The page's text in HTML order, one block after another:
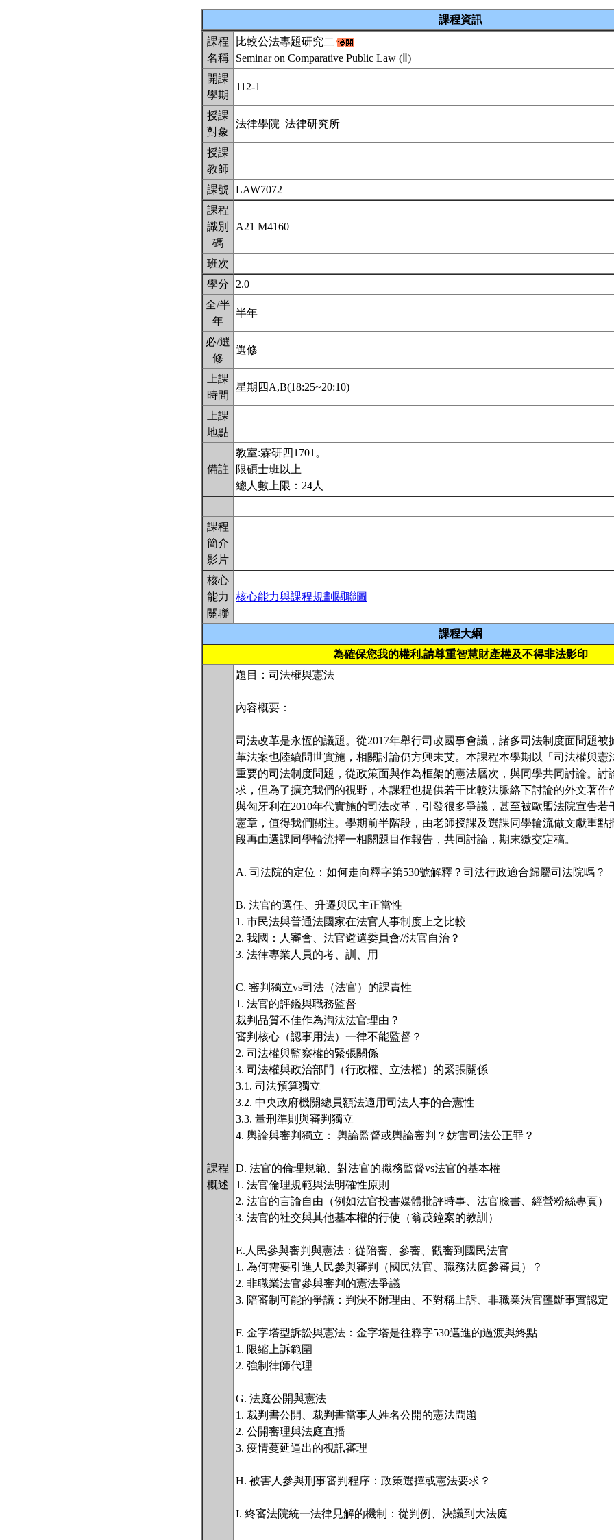
課程資訊
課程
名稱
比較公法專題研究二
Seminar on Comparative Public Law (Ⅱ)
開課
學期
112-1
授課
對象
法律學院 法律研究所
授課
教師
課號
LAW7072
課程
識別
碼
A21 M4160
班次
學分
2.0
全/半
年
半年
必/選
修
選修
上課
時間
星期四A,B(18:25~20:10)
上課
地點
備註
教室:霖研四1701。
限碩士班以上
總人數上限：24人
課程
簡介
影片
核心
能力
關聯
核心能力與課程規劃關聯圖
課程大綱
為確保您我的權利,請尊重智慧財產權及不得非法影印
課程
概述
題目：司法權與憲法
內容概要：
司法改革是永恆的議題。從2017年舉行司改國事會議，諸多司法制度面問題被
革法案也陸續問世實施，相關討論仍方興未艾。本課程本學期以「司法權與憲
重要的司法制度問題，從政策面與作為框架的憲法層次，與同學共同討論。討
求，但為了擴充我們的視野，本課程也提供若干比較法脈絡下討論的外文著作
與匈牙利在2010年代實施的司法改革，引發很多爭議，甚至被歐盟法院宣告若
憲章，值得我們關注。學期前半階段，由老師授課及選課同學輪流做文獻重點
段再由選課同學輪流擇一相關題目作報告，共同討論，期末繳交定稿。
A. 司法院的定位：如何走向釋字第530號解釋？司法行政適合歸屬司法院嗎？
B. 法官的選任、升遷與民主正當性
1. 市民法與普通法國家在法官人事制度上之比較
2. 我國：人審會、法官遴選委員會//法官自治？
3. 法律專業人員的考、訓、用
C. 審判獨立vs司法（法官）的課責性
1. 法官的評鑑與職務監督
裁判品質不佳作為淘汰法官理由？
審判核心（認事用法）一律不能監督？
2. 司法權與監察權的緊張關係
3. 司法權與政治部門（行政權、立法權）的緊張關係
3.1. 司法預算獨立
3.2. 中央政府機關總員額法適用司法人事的合憲性
3.3. 量刑準則與審判獨立
4. 輿論與審判獨立： 輿論監督或輿論審判？妨害司法公正罪？
D. 法官的倫理規範、對法官的職務監督vs法官的基本權
1. 法官倫理規範與法明確性原則
2. 法官的言論自由（例如法官投書媒體批評時事、法官臉書、經營粉絲專頁）
3. 法官的社交與其他基本權的行使（翁茂鐘案的教訓）
E.人民參與審判與憲法：從陪審、參審、觀審到國民法官
1. 為何需要引進人民參與審判（國民法官、職務法庭參審員）？
2. 非職業法官參與審判的憲法爭議
3. 陪審制可能的爭議：判決不附理由、不對稱上訴、非職業法官壟斷事實認定
F. 金字塔型訴訟與憲法：金字塔是往釋字530邁進的過渡與終點
1. 限縮上訴範圍
2. 強制律師代理
G. 法庭公開與憲法
1. 裁判書公開、裁判書當事人姓名公開的憲法問題
2. 公開審理與法庭直播
3. 疫情蔓延逼出的視訊審理
H. 被害人參與刑事審判程序：政策選擇或憲法要求？
I. 終審法院統一法律見解的機制：從判例、決議到大法庭